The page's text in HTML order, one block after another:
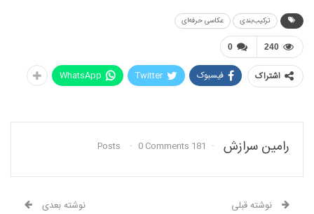
ترکیب‌بندی عکاسی حرفه‌ای
0 240
اشتراک فیسبوک Twitter
WhatsApp
رامین سرازش 181 Posts
0 Comments
نوشته قبلی نوشته بعدی